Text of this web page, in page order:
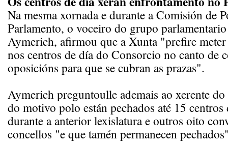
Na mesma xornada e durante a Comisión de
Parlamento, o voceiro do grupo
Aymerich, afirmou que a Xunta "prefire
nos centros de día do Consorcio no canto de
oposicións para que se cubran as prazas".
Aymerich preguntoulle ademais ao xerente
do motivo polo están pechados até 15
durante a anterior lexislatura e outros oito
concellos "e que tamén permanecen